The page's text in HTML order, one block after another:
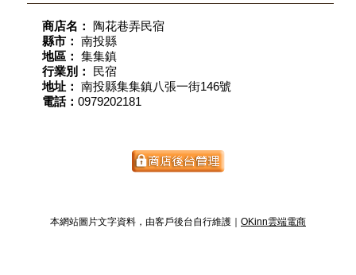
商店名：
陶花巷弄民宿
縣市： 南投縣
地區： 集集鎮
行業別：
民宿
地址： 南投縣集集鎮八張一街146號
電話： 0979202181
本網站圖片文字資料，由客戶後台自行維護｜ OKinn雲端電商